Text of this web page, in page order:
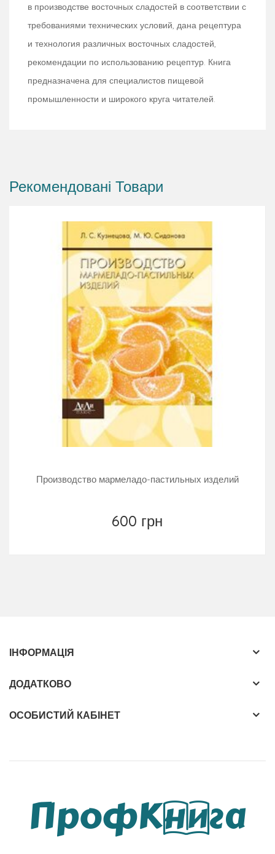
в производстве восточных сладостей в соответствии с
требованиями технических условий, дана рецептура
и технология различных восточных сладостей,
рекомендации по использованию рецептур. Книга
предназначена для специалистов пищевой
промышленности и широкого круга читателей.
Рекомендовані Товари
Производство мармеладо-пастильных изделий
600 грн
ІНФОРМАЦІЯ
ДОДАТКОВО
ОСОБИСТИЙ КАБІНЕТ